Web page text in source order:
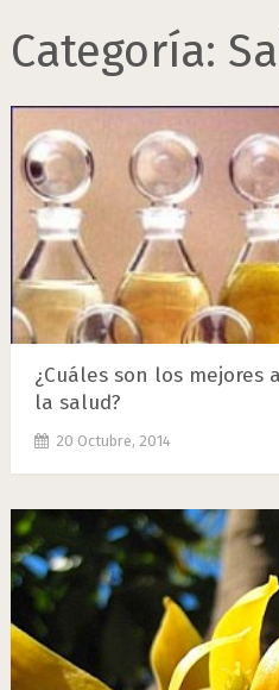
Categoría:
¿Cuáles son los mejores
la salud?
20 Octubre, 2014